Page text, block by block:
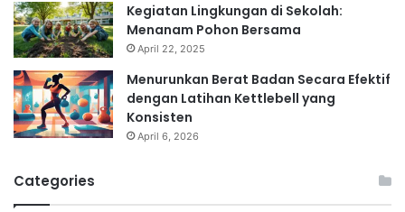
Kegiatan Lingkungan di Sekolah:
Menanam Pohon Bersama
April 22, 2025
Menurunkan Berat Badan Secara Efektif
dengan Latihan Kettlebell yang
Konsisten
April 6, 2026
Categories